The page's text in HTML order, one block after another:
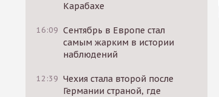
Карабахе
16:09 Сентябрь в Европе стал
самым жарким в истории
наблюдений
12:39 Чехия стала второй после
Германии страной, где